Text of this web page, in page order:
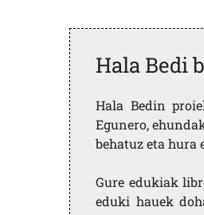
Hala Bedi
Hala Bedin
Egunero,
behatuz eta hura
Gure edukiak
eduki hauek